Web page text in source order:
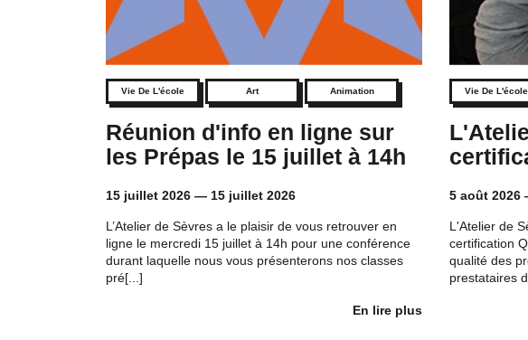
Vie De L'école Art Animation
Réunion d'info en ligne sur
les Prépas le 15 juillet à 14h
15 juillet 2026 — 15 juillet 2026
L’Atelier de Sèvres a le plaisir de vous retrouver en
ligne le mercredi 15 juillet à 14h pour une conférence
durant laquelle nous vous présenterons nos classes
pré[...]
En lire plus
Vie De L'école
5 août 2026
L'Atelier de
certification
qualité des
prestataires